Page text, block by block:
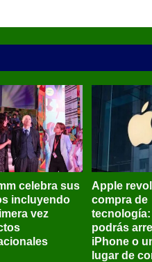
celebra sus
incluyendo
vez
Apple
compra de
podrás
iPhone o
lugar de